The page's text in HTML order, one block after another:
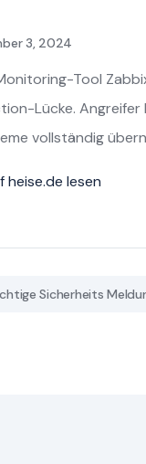
3, 2024
Tool
Lücke. Angreifer
vollständig
heise.de lesen
Sicherheits